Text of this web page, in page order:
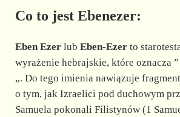
Co to jest Ebenezer:
Eben Ezerlub Eben-Ezerto
wyrażenie hebrajskie, które oznacza ”
„. Do tego imienia nawiązuje
o tym, jak Izraelici pod duchowym
Samuela pokonali Filistynów (1